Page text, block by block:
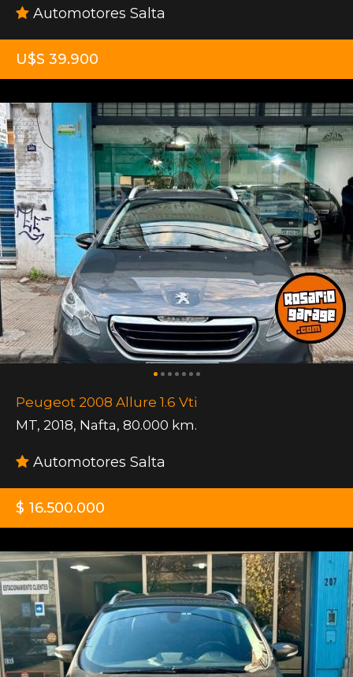
Automotores Salta
U$S 39.900
Peugeot 2008 Allure 1.6 Vti
MT, 2018, Nafta, 80.000 km.
Automotores Salta
$ 16.500.000